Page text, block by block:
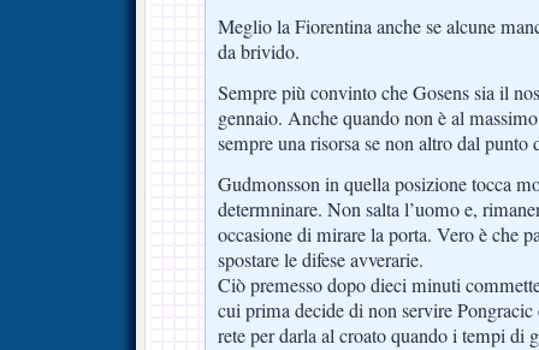
Meglio la Fiorentina anche se alcune
da brivido.
Sempre più convinto che Gosens sia il
gennaio. Anche quando non è al
sempre una risorsa se non altro dal punto
Gudmonsson in quella posizione tocca
determninare. Non salta l’uomo e,
occasione di mirare la porta. Vero è che
spostare le difese avverarie.
Ciò premesso dopo dieci minuti
cui prima decide di non servire
rete per darla al croato quando i tempi di